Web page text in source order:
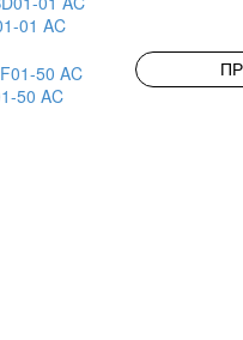
01 AC
50 AC